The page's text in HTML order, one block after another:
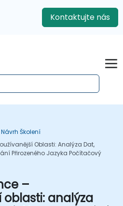
Kontaktujte nás
Návrh Školení
Oblasti: Analýza Dat,
Přirozeného Jazyka Počítačový
–
analýza